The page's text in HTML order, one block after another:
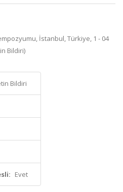
İstanbul, Türkiye, 1 - 04
Bildiri)
Bildiri
Evet